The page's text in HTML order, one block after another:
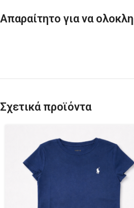
Απαραίτητο για να
Σχετικά προϊόντα